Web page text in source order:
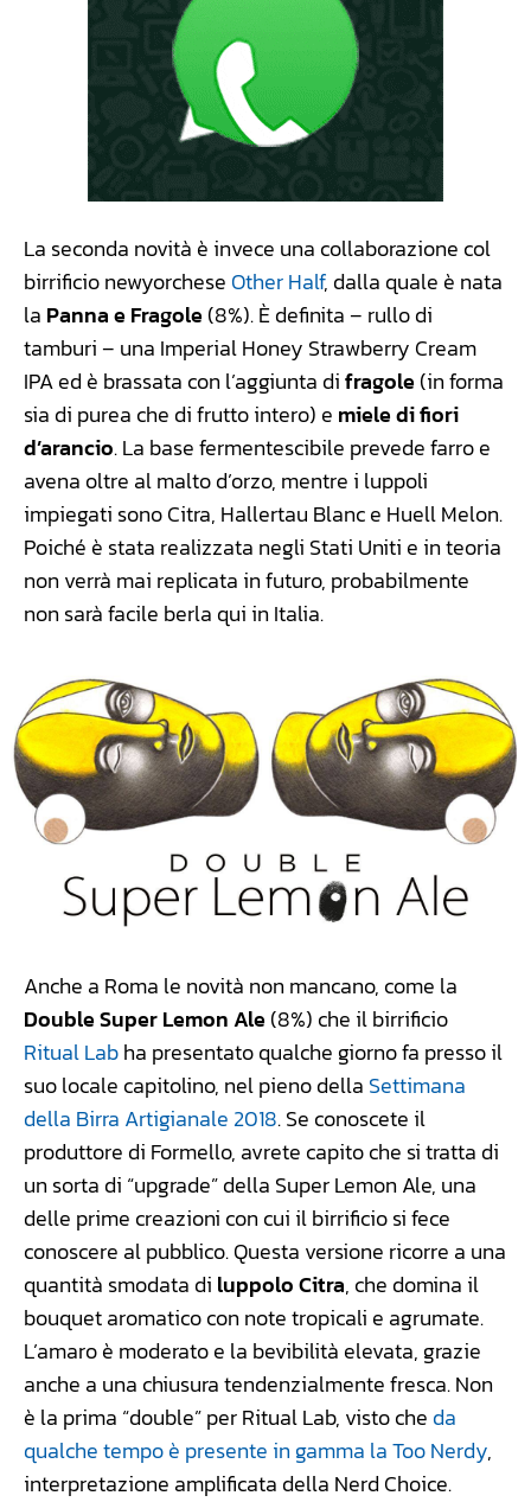
La seconda novità è invece una collaborazione col
birrificio newyorchese Other Half, dalla quale è nata
la Panna e Fragole(8%). È definita – rullo di
tamburi – una Imperial Honey Strawberry Cream
IPA ed è brassata con l’aggiunta difragole(in forma
sia di purea che di frutto intero) e miele di fiori
d’arancio. La base fermentescibile prevede farro e
avena oltre al malto d’orzo, mentre i luppoli
impiegati sono Citra, Hallertau Blanc e Huell Melon.
Poiché è stata realizzata negli Stati Uniti e in teoria
non verrà mai replicata in futuro, probabilmente
non sarà facile berla qui in Italia.
Anche a Roma le novità non mancano, come la
Double Super Lemon Ale(8%) che il birrificio
Ritual Labha presentato qualche giorno fa presso il
suo locale capitolino, nel pieno della Settimana
della Birra Artigianale 2018. Se conoscete il
produttore di Formello, avrete capito che si tratta di
un sorta di “upgrade” della Super Lemon Ale, una
delle prime creazioni con cui il birrificio si fece
conoscere al pubblico. Questa versione ricorre a una
quantità smodata di luppolo Citra, che domina il
bouquet aromatico con note tropicali e agrumate.
L’amaro è moderato e la bevibilità elevata, grazie
anche a una chiusura tendenzialmente fresca. Non
è la prima “double” per Ritual Lab, visto che da
qualche tempo è presente in gamma la Too Nerdy,
interpretazione amplificata della Nerd Choice.